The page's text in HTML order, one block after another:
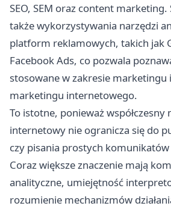
SEO, SEM oraz content marketing.
także wykorzystywania narzędzi
platform reklamowych, takich jak
Facebook Ads, co pozwala
stosowane w zakresie marketingu
marketingu internetowego.
To istotne, ponieważ współczesny
internetowy nie ogranicza się do
czy pisania prostych
Coraz większe znaczenie mają
analityczne, umiejętność
rozumienie mechanizmów